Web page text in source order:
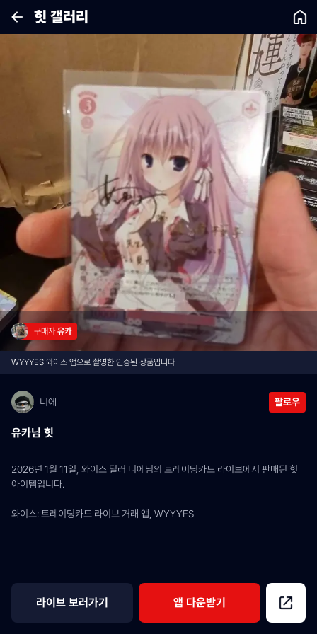
힛 갤러리
구매자 유카
WYYYES 와이스 앱으로 촬영한 인증된 상품입니다
니에 팔로우
유카님 힛
2026년 1월 11일, 와이스 딜러 니에님의 트레이딩카드 라이브에서 판매된 힛
아이템입니다.
와이스: 트레이딩카드 라이브 거래 앱, WYYYES
라이브 보러가기 앱 다운받기